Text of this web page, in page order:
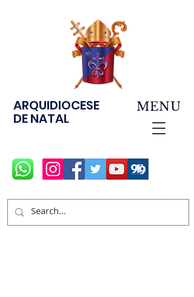
ARQUIDIOCESE
DE NATAL
MENU